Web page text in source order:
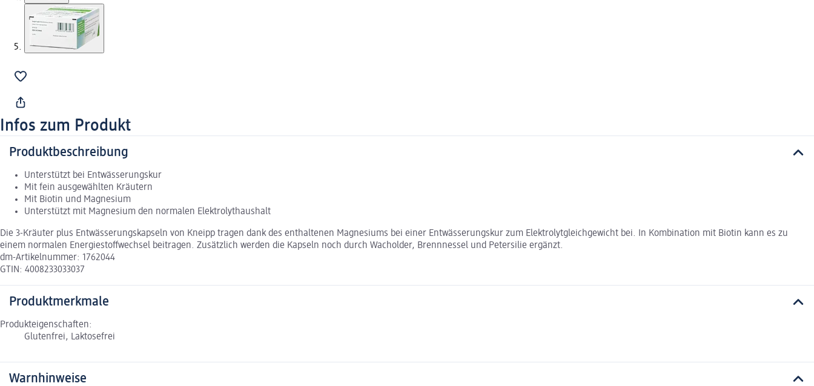
Infos zum Produkt
Produktbeschreibung
Unterstützt bei Entwässerungskur
Mit fein ausgewählten Kräutern
Mit Biotin und Magnesium
Unterstützt mit Magnesium den normalen Elektrolythaushalt
Die 3-Kräuter plus Entwässerungskapseln von Kneipp tragen dank des enthaltenen Magnesiums bei einer Entwässerungskur zum Elektrolytgleichgewicht bei. In Kombination mit Biotin kann es zu
einem normalen Energiestoffwechsel beitragen. Zusätzlich werden die Kapseln noch durch Wacholder, Brennnessel und Petersilie ergänzt.
dm-Artikelnummer: 1762044
GTIN: 4008233033037
Produktmerkmale
Produkteigenschaften:
Glutenfrei, Laktosefrei
Warnhinweise